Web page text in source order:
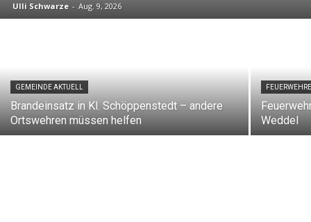
Ulli Schwarze - Aug. 9, 2026
GEMEINDE AKTUELL
Brandeinsatz in Kl. Schöppenstedt – andere
Ortswehren müssen helfen
Weddel